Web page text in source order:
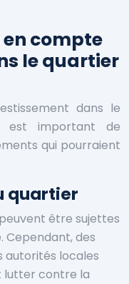
compte
le quartier
dans le
est important de
qui pourraient
quartier
être sujettes
Cependant, des
autorités locales
lutter contre la